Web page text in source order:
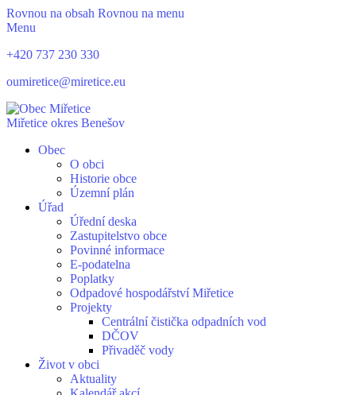
Rovnou na obsah Rovnou na menu
Menu
+420 737 230 330
oumiretice@miretice.eu
Miřetice okres Benešov
Obec
O obci
Historie obce
Územní plán
Úřad
Úřední deska
Zastupitelstvo obce
Povinné informace
E-podatelna
Poplatky
Odpadové hospodářství Miřetice
Projekty
Centrální čistička odpadních vod
DČOV
Přivaděč vody
Život v obci
Aktuality